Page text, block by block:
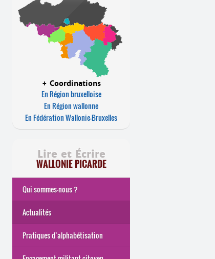
+ Coordinations
En Région bruxelloise
En Région wallonne
En Fédération Wallonie-Bruxelles
Lire et Écrire
WALLONIE PICARDE
Qui sommes-nous ?
Actualités
Pratiques d’alphabétisation